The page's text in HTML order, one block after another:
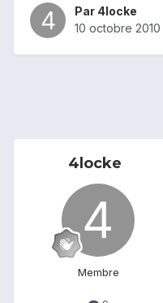
Par 4locke
10 octobre 2010
4locke
Membre